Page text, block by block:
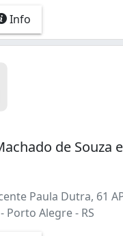
Info
de Souza
Paula Dutra, 61
Porto Alegre - RS